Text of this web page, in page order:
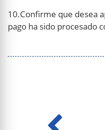
10.Confirme que desea
pago ha sido procesado